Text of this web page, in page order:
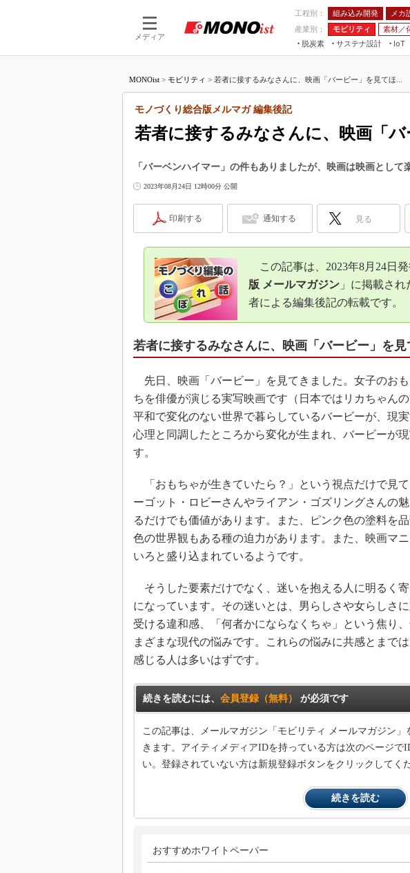
メディア
工程別： 組み込み開発 メカ
産業別：
モビリティ 素材／
脱炭素
サステナ設計
IoT
つながる工場
つながるサービス
AI×設備保全
Physical AI
JIMTOF
IIFES
日本もの
産業オー
MONOist > モビリティ > 若者に接するみなさんに、映画「バービー」を見てほ...
若者に接するみなさんに、映画「
モノづくり総合版メルマガ 編集後記
「バーベンハイマー」の件もありましたが、映画は映画として
2023年08月24日 12時00分 公開
印刷する 通知する 見る
この記事は、2023年8月24日発
版 メールマガジン 」に掲載さ
者による編集後記の転載です。
若者に接するみなさんに、映画「バービー」を見
先日、映画「バービー」を見てきました。女子のお
ちを俳優が演じる実写映画です（日本ではリカちゃん
平和で変化のない世界で暮らしているバービーが、現
心理と同調したところから変化が生まれ、バービーが
す。
「おもちゃが生きていたら？」という視点だけで見
ーゴット・ロビーさんやライアン・ゴズリングさんの
るだけでも価値があります。また、ピンク色の塗料を
色の世界観もある種の迫力があります。また、映画マ
いろと盛り込まれているようです。
そうした要素だけでなく、迷いを抱える人に明るく
になっています。その迷いとは、男らしさや女らしさ
受ける違和感、「何者かにならなくちゃ」という焦り
まざまな現代の悩みです。これらの悩みに共感とまで
感じる人は多いはずです。
続きを読むには、 会員登録（無料） が必須です
この記事は、メールマガジン「モビリティ メールマガジン
きます。アイティメディアIDを持っている方は次のページで
い。登録されていない方は新規登録ボタンをクリックしてく
続きを読む
おすすめホワイトペーパー